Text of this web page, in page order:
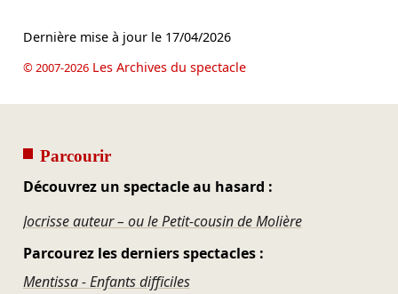
Dernière mise à jour le 17/04/2026
© 2007-2026Les Archives du spectacle
Parcourir
Découvrez un spectacle au hasard :
Jocrisse auteur – ou le Petit-cousin de Molière
Parcourez les derniers spectacles :
Mentissa - Enfants difficiles